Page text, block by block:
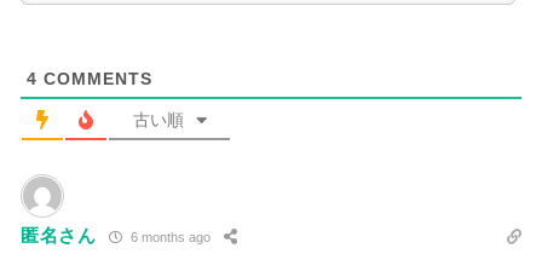
4 COMMENTS
古い順
匿名さん 6 months ago